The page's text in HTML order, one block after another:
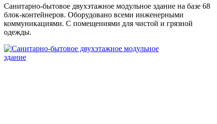
Санитарно-бытовое двухэтажное модульное здание на базе 68
блок-контейнеров. Оборудовано всеми инженерными
коммуникациями. С помещениями для чистой и грязной
одежды.